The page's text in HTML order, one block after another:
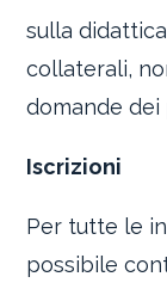
sulla
collaterali,
domande
Iscrizioni
Per tutte le
possibile